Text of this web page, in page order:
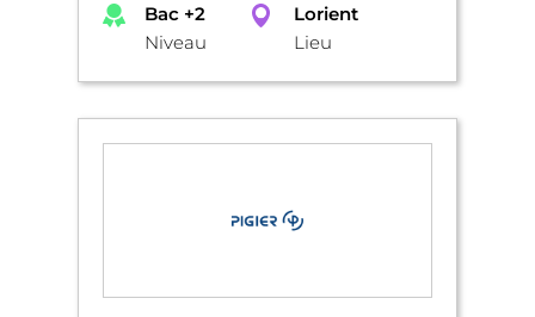
Bac +2
Niveau
Lorient
Lieu